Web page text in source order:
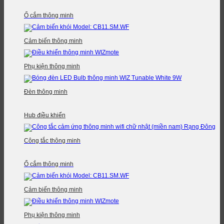
Ổ cắm thông minh
Cảm biến thông minh
Phụ kiện thông minh
Đèn thông minh
Hub điều khiển
Công tắc thông minh
Ổ cắm thông minh
Cảm biến thông minh
Phụ kiện thông minh